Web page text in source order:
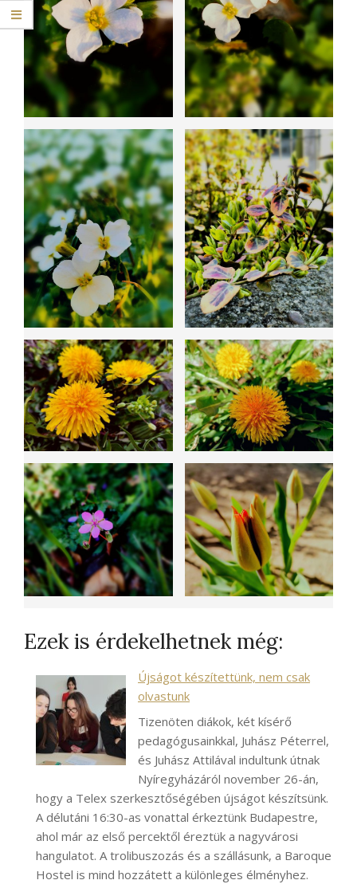
Ezek is érdekelhetnek még:
Újságot készítettünk, nem csak
olvastunk
Tizenöten diákok, két kísérő
pedagógusainkkal, Juhász Péterrel,
és Juhász Attilával indultunk útnak
Nyíregyházáról november 26-án,
hogy a Telex szerkesztőségében újságot készítsünk.
A délutáni 16:30-as vonattal érkeztünk Budapestre,
ahol már az első percektől éreztük a nagyvárosi
hangulatot. A trolibuszozás és a szállásunk, a Baroque
Hostel is mind hozzátett a különleges élményhez.